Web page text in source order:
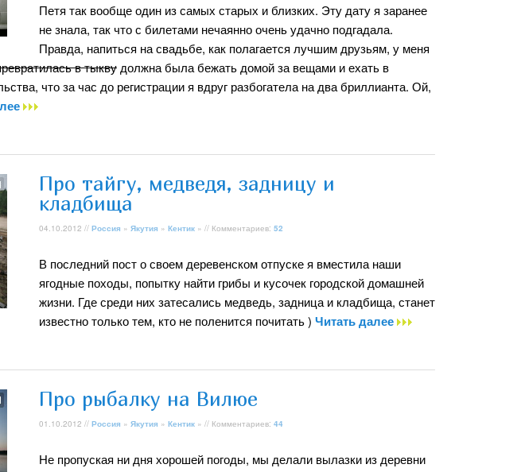
Петя так вообще один из самых старых и близких. Эту дату я заранее
не знала, так что с билетами нечаянно очень удачно подгадала.
Правда, напиться на свадьбе, как полагается лучшим друзьям, у меня
в тыкву должна была бежать домой за вещами и ехать в
что за час до регистрации я вдруг разбогатела на два бриллианта. Ой,
Про тайгу, медведя, задницу и
кладбища
04.10.2012 // Россия » Якутия » Кентик » // Комментариев: 52
В последний пост о своем деревенском отпуске я вместила наши
ягодные походы, попытку найти грибы и кусочек городской домашней
жизни. Где среди них затесались медведь, задница и кладбища, станет
известно только тем, кто не поленится почитать ) Читать далее
Про рыбалку на Вилюе
01.10.2012 // Россия » Якутия » Кентик » // Комментариев: 44
Не пропуская ни дня хорошей погоды, мы делали вылазки из деревни